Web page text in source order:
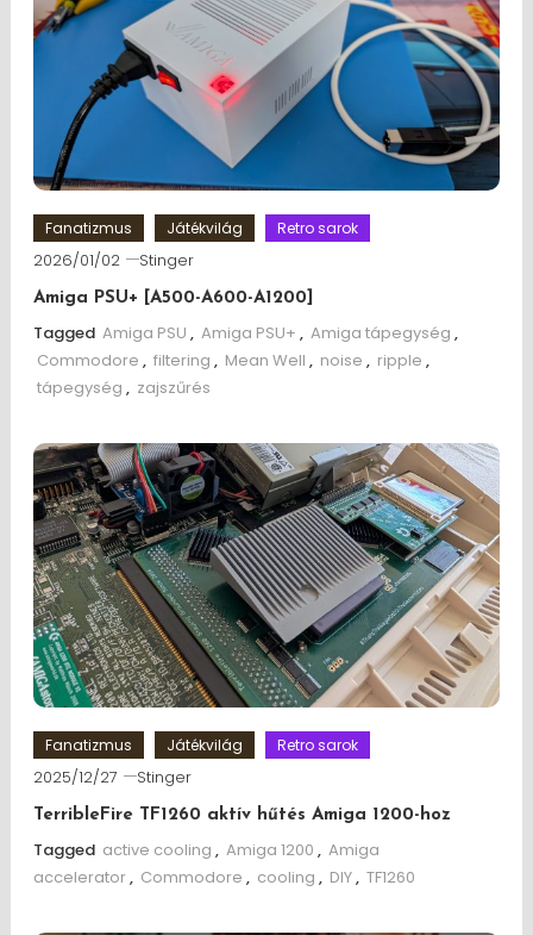
Fanatizmus Játékvilág Retro sarok
2026/01/02 Stinger
Amiga PSU+ [A500-A600-A1200]
Tagged Amiga PSU , Amiga PSU+ , Amiga tápegység ,
Commodore , filtering , Mean Well , noise , ripple ,
tápegység , zajszűrés
Fanatizmus Játékvilág Retro sarok
2025/12/27 Stinger
TerribleFire TF1260 aktív hűtés Amiga 1200-hoz
Tagged active cooling , Amiga 1200 , Amiga
accelerator, Commodore , cooling , DIY, TF1260